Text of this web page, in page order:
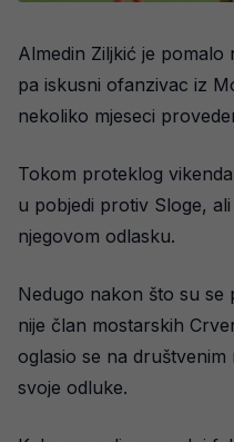
Almedin Ziljkić je pomalo
pa iskusni ofanzivac iz
nekoliko mjeseci
Tokom proteklog
u pobjedi protiv Sloge,
njegovom odlasku.
Nedugo nakon što su se
nije član mostarskih
oglasio se na
svoje odluke.